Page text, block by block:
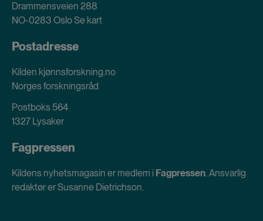
Drammensveien 288
NO-0283 OsloSe kart
Postadresse
Kilden kjønnsforskning.no
Norges forskningsråd
Postboks 564
1327 Lysaker
Fagpressen
Kildens nyhetsmagasin er medlem i Fagpressen. Ansvarlig
redaktør er Susanne Dietrichson.